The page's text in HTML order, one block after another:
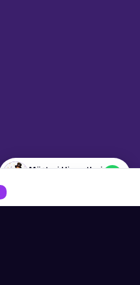
Müşteri Hizmetleri